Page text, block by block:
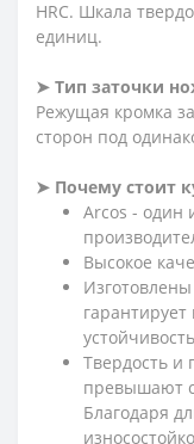
HRC. Шкала
единиц.
➤ Тип заточки
Режущая кромка
сторон под
➤ Почему стоит
Arcos - один
Высокое
Твердость и
превышают
Благодаря